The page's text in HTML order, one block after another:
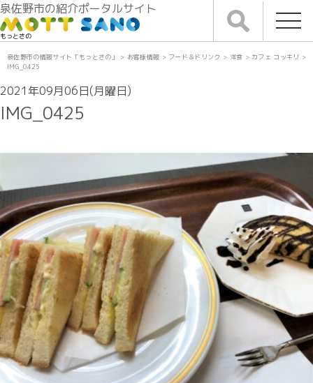
泉佐野市の紹介ポータルサイト
もっとさの
泉佐野市の情報サイト「もっとさの」 > お客様情報 > フード＆ドリンク > 洋食 > カフェ コッキリ >
IMG_0425
2021年09月06日(月曜日)
IMG_0425